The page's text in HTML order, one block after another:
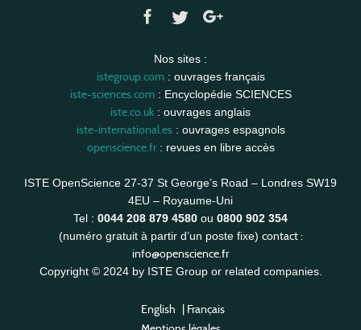
Nos sites :
istegroup.com: ouvrages français
iste-sciences.com: Encyclopédie SCIENCES
iste.co.uk : ouvrages anglais
iste-international.es: ouvrages espagnols
openscience.fr: revues en libre accès
ISTE OpenScience 27-37 St George’s Road – Londres SW19
4EU – Royaume-Uni
Tel : 0044 208 879 4580 ou 0800 902 354
(numéro gratuit à partir d’un poste fixe) contact :
info@openscience.fr
Copyright © 2024 by ISTE Group or related companies.
English | Français